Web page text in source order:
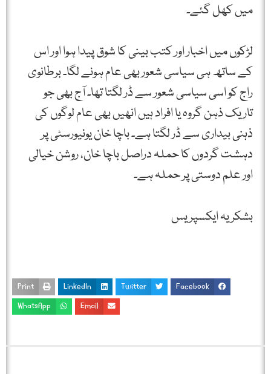
میں کھل گئے۔
لڑکوں میں اخبار اور کتب بینی کا شوق پیدا ہوا اور اس
کے ساتھ ہی سیاسی شعور بھی عام ہونے لگا۔ برطانوی
راج کو اسی سیاسی شعور سے ڈر لگتا تھا۔ آج بھی جو
تاریک ذہن گروہ یا افراد ہیں انھیں بھی عام لوگوں کی
ذہنی بیداری سے ڈر لگتا ہے۔ باچا خان یونیورسٹی پر
دہشت گردوں کا حملہ دراصل باچا خان، روشن خیالی
اور علم دوستی پر حملہ ہے۔
بشکریہ ایکسپریس
Facebook
Twitter
LinkedIn
Print
Email
WhatsApp